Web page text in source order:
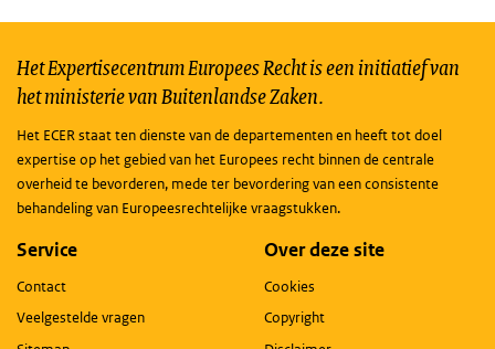
Het Expertisecentrum Europees Recht is een initiatief van
het ministerie van Buitenlandse Zaken.
Het ECER staat ten dienste van de departementen en heeft tot doel
expertise op het gebied van het Europees recht binnen de centrale
overheid te bevorderen, mede ter bevordering van een consistente
behandeling van Europeesrechtelijke vraagstukken.
Service
Contact
Veelgestelde vragen
Over deze site
Cookies
Copyright